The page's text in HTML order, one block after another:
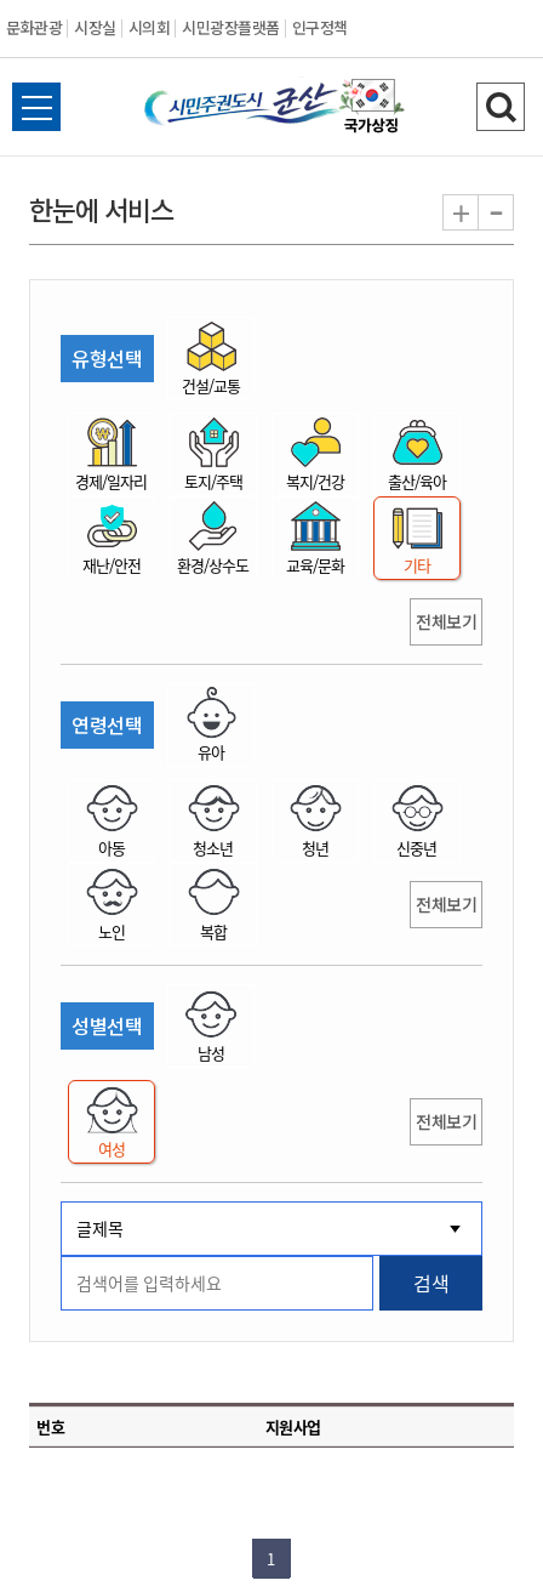
문화관광 시장실 시의회 시민광장플랫폼 인구정책
시
민
권
시
산
전
체
뉴
열
검
색
기
한눈에 서비스 + -
유형선택
건설/교통
경제/일자리 토지/주택 복지/건강 출산/육아
재난/안전 환경/상수도 교육/문화 기타
전체보기
연령선택
유아
아동 청소년 청년 신중년
노인 복합
전체보기
성별선택
남성
여성
전체보기
검색
번호 지원사업
1